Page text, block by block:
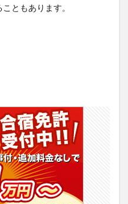
ともあります。